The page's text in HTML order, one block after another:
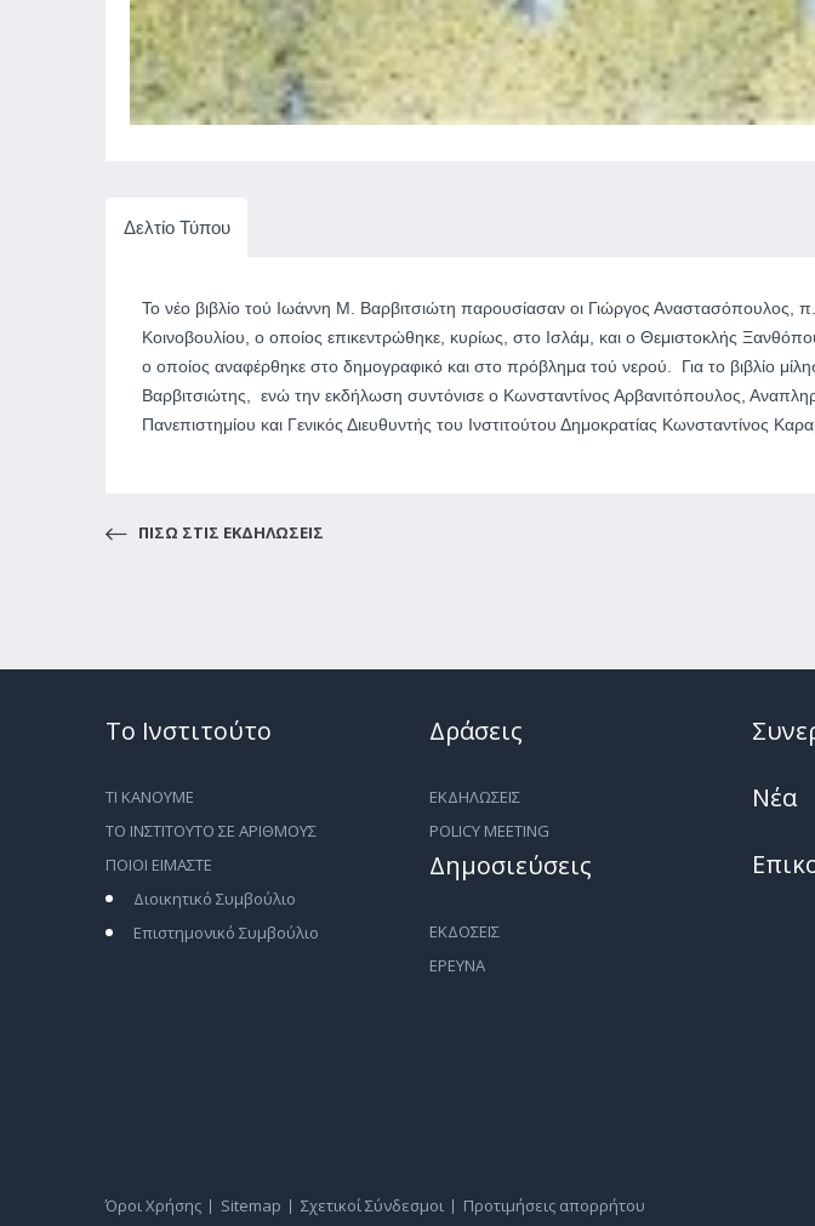
Δελτίο Τύπου
Το νέο βιβλίο τού Ιωάννη Μ. Βαρβιτσιώτη παρουσίασαν οι Γιώργος Αναστασόπουλος,
Κοινοβουλίου, ο οποίος επικεντρώθηκε, κυρίως, στο Ισλάμ, και ο Θεμιστοκλής
ο οποίος αναφέρθηκε στο δημογραφικό και στο πρόβλημα τού νερού. Για το βιβλίο
Βαρβιτσιώτης, ενώ την εκδήλωση συντόνισε ο Κωνσταντίνος Αρβανιτόπουλος,
Πανεπιστημίου και Γενικός Διευθυντής του Ινστιτούτου Δημοκρατίας Κωνσταντίνος
ΠΙΣΩ ΣΤΙΣ ΕΚΔΗΛΩΣΕΙΣ
Το Ινστιτούτο
ΤΙ ΚΑΝΟΥΜΕ
ΤΟ ΙΝΣΤΙΤΟΥΤΟ ΣΕ ΑΡΙΘΜΟΥΣ
ΠΟΙΟΙ ΕΙΜΑΣΤΕ
Διοικητικό Συμβούλιο
Επιστημονικό Συμβούλιο
Δράσεις
ΕΚΔΗΛΩΣΕΙΣ
POLICY MEETING
Δημοσιεύσεις
ΕΚΔΟΣΕΙΣ
ΕΡΕΥΝΑ
Νέα
Όροι Χρήσης Sitemap Σχετικοί Σύνδεσμοι Προτιμήσεις απορρήτου